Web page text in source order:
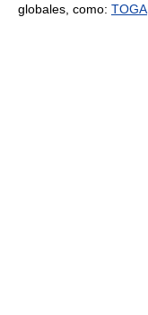
globales, como: TOGA